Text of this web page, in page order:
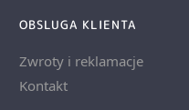
OBSLUGA KLIENTA
Zwroty i reklamacje
Kontakt